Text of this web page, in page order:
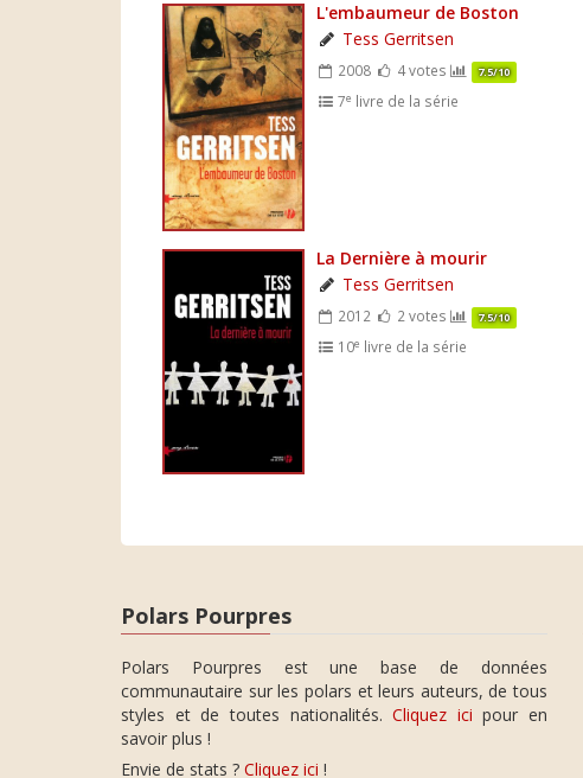
L'embaumeur de Boston
Tess Gerritsen
2008 4 votes 7.5/10
7e livre de la série
La Dernière à mourir
Tess Gerritsen
2012 2 votes 7.5/10
10e livre de la série
Polars Pourpres
Polars Pourpres est une base de données
communautaire sur les polars et leurs auteurs, de tous
styles et de toutes nationalités.Cliquez ici pour en
savoir plus !
Envie de stats ? Cliquez ici !